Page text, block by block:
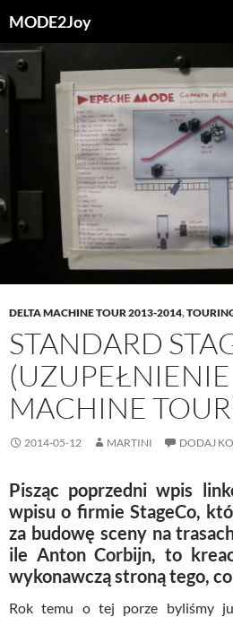
do
treści
MODE2Joy
DELTA MACHINE TOUR 2013-2014,
STANDARD
MACHINE
2014-05-12 MARTINI DODAJ
Pisząc poprzedni wpis
wpisu o firmie StageCo,
za budowę sceny na
ile Anton Corbijn, to
wykonawczą stroną tego,
Rok temu o tej porze byliśmy